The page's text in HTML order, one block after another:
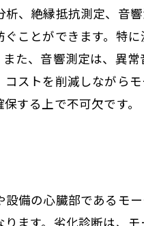
、絶縁抵抗測定、音
ことができます。特
た、音響測定は、異
ストを削減しながら
する上で不可欠です。
備の心臓部であるモ
ます。劣化診断は、